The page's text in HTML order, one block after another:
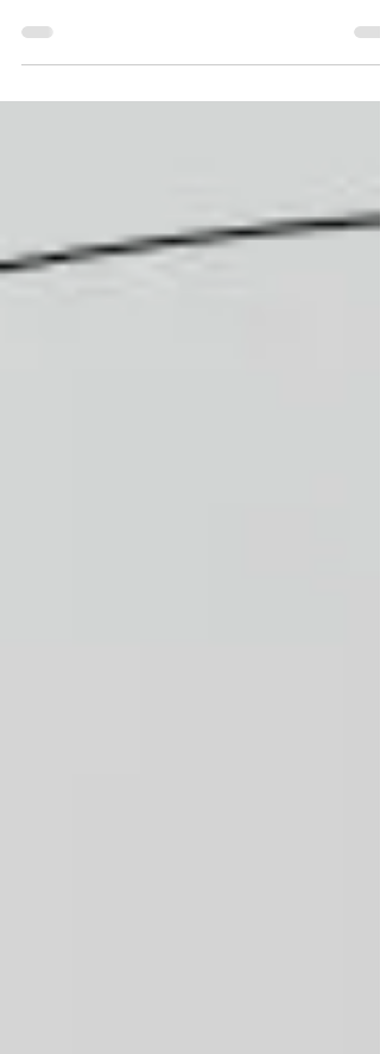
Miképp lehet az egykori csűrökbe modern
tervezni? Hogyan lehet új rendeltetésekkel megtölteni az
egykori királyi palota...